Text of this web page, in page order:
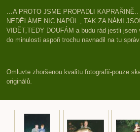
…A PROTO JSME PROPADLI KAPRAŘINĚ..
NEDĚLÁME NIC NAPŮL , TAK ZA NÁMI
VIDĚT,TEDY DOUFÁM a budu rád jestli
do minulosti aspoň trochu navnadil na tu
Omluvte zhoršenou kvalitu fotografií-pouze
originálů.